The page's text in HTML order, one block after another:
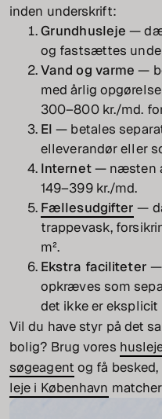
inden underskrift:
Grundhusleje —
og fastsættes
Vand og varme —
med årlig
300–800 kr./md.
El — betales
elleverandør eller
Internet— næsten
149–399 kr./md.
Fællesudgifter —
trappevask,
m².
Ekstra faciliteter —
opkræves som
det ikke er
Vil du have styr på det
bolig? Brug vores
søgeagent og få
leje i København